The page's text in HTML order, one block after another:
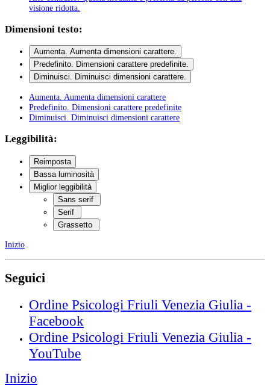
visione ridotta.
Dimensioni testo:
Aumenta. Aumenta dimensioni carattere.
Predefinito. Dimensioni carattere predefinite.
Diminuisci. Diminuisci dimensioni carattere.
Aumenta . Aumenta dimensioni carattere
Predefinito . Dimensioni carattere predefinite
Diminuisci . Diminuisci dimensioni carattere
Leggibilità:
Reimposta
Bassa luminosità
Miglior leggibilità
Sans serif
Serif
Grassetto
Inizio
Seguici
Ordine Psicologi Friuli Venezia Giulia -
Facebook
Ordine Psicologi Friuli Venezia Giulia -
YouTube
Inizio